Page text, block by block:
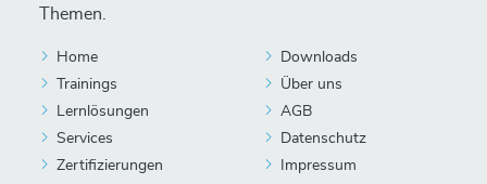
Themen.
Home
Trainings
Lernlösungen
Services
Zertifizierungen
Downloads
Über uns
AGB
Datenschutz
Impressum